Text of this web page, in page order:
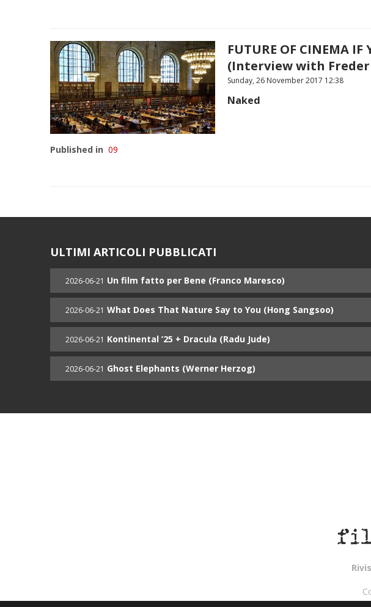
FUTURE OF CINEMA
(Interview with
Sunday, 26 November 2017 12:38
Naked
Published in 09
ULTIMI ARTICOLI PUBBLICATI
2026-06-21 Un film fatto per Bene (Franco Maresco)
2026-06-21 What Does That Nature Say to You (Hong Sangsoo)
2026-06-21 Kontinental ’25 + Dracula (Radu Jude)
2026-06-21 Ghost Elephants (Werner Herzog)